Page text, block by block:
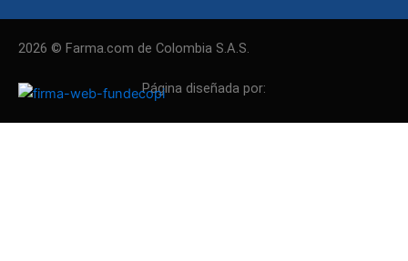
2026 © Farma.com de Colombia S.A.S.
Página diseñada por: